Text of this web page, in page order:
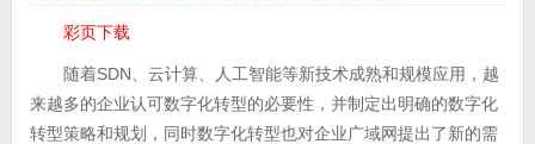
彩页下载
随着SDN、云计算、人工智能等新技术成熟和规模应用，越
来越多的企业认可数字化转型的必要性，并制定出明确的数字化
转型策略和规划，同时数字化转型也对企业广域网提出了新的需